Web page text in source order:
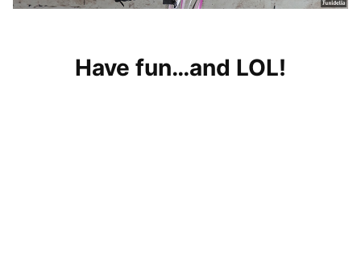
Have fun…and LOL!